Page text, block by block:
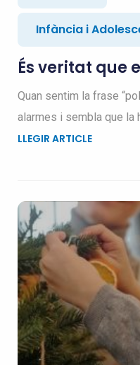
Infància i
És veritat que
Quan sentim la frase
alarmes i sembla que la
LLEGIR ARTICLE